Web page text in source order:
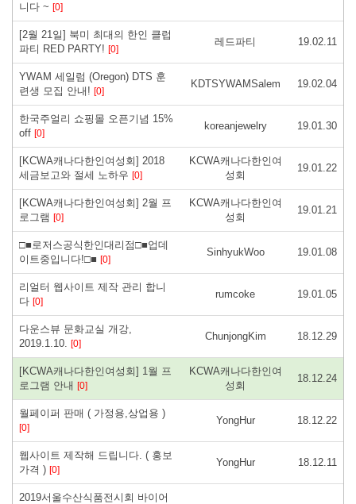
니다 ~ [0]
[2월 21일] 북미 최대의 한인 클럽
파티 RED PARTY! [0]
레드파티 19.02.11
YWAM 세일럼 (Oregon) DTS 훈
련생 모집 안내! [0]
KDTSYWAMSalem 19.02.04
한국주얼리 쇼핑몰 오픈기념 15%
off [0]
koreanjewelry 19.01.30
[KCWA캐나다한인여성회] 2018
세금보고와 절세 노하우 [0]
KCWA캐나다한인여
성회
19.01.22
[KCWA캐나다한인여성회] 2월 프
로그램 [0]
KCWA캐나다한인여
성회
19.01.21
□■로저스공식한인대리점□■업데
이트중입니다!□■ [0]
SinhyukWoo 19.01.08
리얼터 웹사이트 제작 관리 합니
다 [0]
rumcoke 19.01.05
다운스뷰 문화교실 개강,
2019.1.10. [0]
ChunjongKim 18.12.29
[KCWA캐나다한인여성회] 1월 프
로그램 안내 [0]
KCWA캐나다한인여
성회
18.12.24
월페이퍼 판매 ( 가정용,상업용 )
[0]
YongHur 18.12.22
웹사이트 제작해 드립니다. ( 홍보
가격 ) [0]
YongHur 18.12.11
2019서울수산식품전시회 바이어